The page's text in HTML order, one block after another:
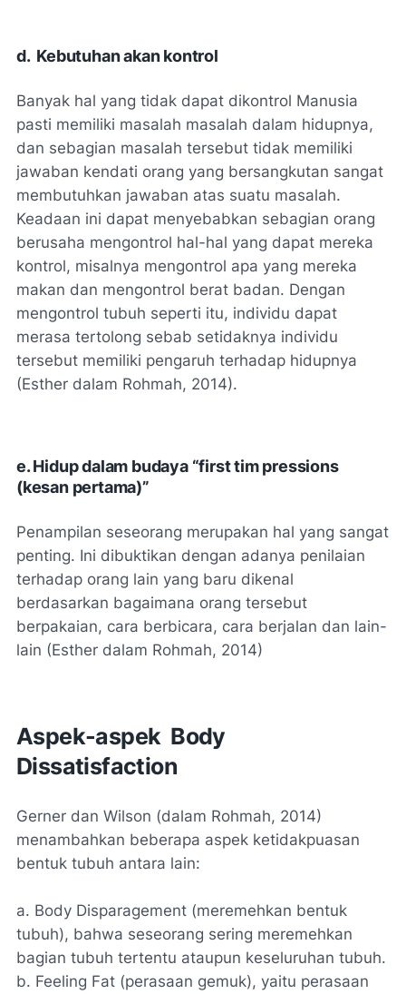
d. Kebutuhan akan kontrol
Banyak hal yang tidak dapat dikontrol Manusia
pasti memiliki masalah masalah dalam hidupnya,
dan sebagian masalah tersebut tidak memiliki
jawaban kendati orang yang bersangkutan sangat
membutuhkan jawaban atas suatu masalah.
Keadaan ini dapat menyebabkan sebagian orang
berusaha mengontrol hal-hal yang dapat mereka
kontrol, misalnya mengontrol apa yang mereka
makan dan mengontrol berat badan. Dengan
mengontrol tubuh seperti itu, individu dapat
merasa tertolong sebab setidaknya individu
tersebut memiliki pengaruh terhadap hidupnya
(Esther dalam Rohmah, 2014).
e. Hidup dalam budaya “first tim pressions
(kesan pertama)”
Penampilan seseorang merupakan hal yang sangat
penting. Ini dibuktikan dengan adanya penilaian
terhadap orang lain yang baru dikenal
berdasarkan bagaimana orang tersebut
berpakaian, cara berbicara, cara berjalan dan lain-
lain (Esther dalam Rohmah, 2014)
Aspek-aspek Body
Dissatisfaction
Gerner dan Wilson (dalam Rohmah, 2014)
menambahkan beberapa aspek ketidakpuasan
bentuk tubuh antara lain:
a. Body Disparagement (meremehkan bentuk
tubuh), bahwa seseorang sering meremehkan
bagian tubuh tertentu ataupun keseluruhan tubuh.
b. Feeling Fat (perasaan gemuk), yaitu perasaan